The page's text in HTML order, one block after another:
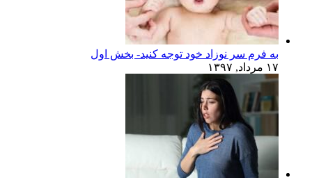
به فرم سر نوزاد خود توجه کنید- بخش اول
۱۷ مرداد, ۱۳۹۷